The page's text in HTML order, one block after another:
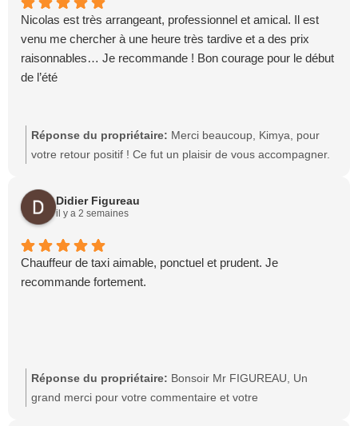
retour est une véritable source de motivation. Ce sera un
réel plaisir de vous accompagner à nouveau pour vos
prochains trajets. Cordialement, Nicolas, Taxi Direct'Sion
Ouest
Nicolas est très arrangeant, professionnel et amical. Il est
venu me chercher à une heure très tardive et a des prix
raisonnables… Je recommande ! Bon courage pour le début
de l’été
Réponse du propriétaire: Merci beaucoup, Kimya, pour
votre retour positif ! Ce fut un plaisir de vous accompagner.
suis ravi d'avoir pu vous rendre service, même à une heure
tardive. Je vous souhaite également un excellent été et
mes services. Cordialement, Nicolas, Taxi Direct'Sion Ouest
Didier Figureau
il y a 2 semaines
Chauffeur de taxi aimable, ponctuel et prudent. Je
recommande fortement.
Réponse du propriétaire: Bonsoir Mr FIGUREAU, Un
grand merci pour votre commentaire et votre